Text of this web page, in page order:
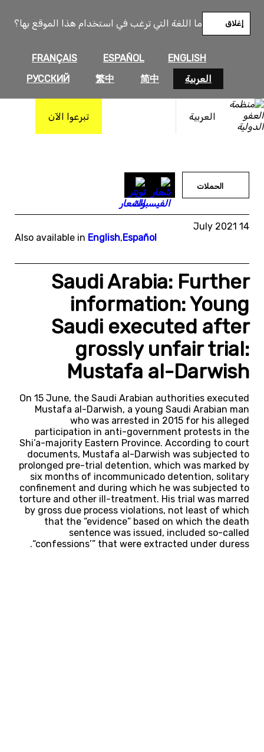
ما اللغة التي ترغب في استخدام هذا الموقع بها؟
ENGLISH
ESPAÑOL
FRANÇAIS
العربية
简中
繁中
РУССКИЙ
إغلاق
العربية تبرعوا الآن
المحتوى
الحملات
14 July 2021
Also available in English,Español
Saudi Arabia: Further
information: Young
Saudi executed after
grossly unfair trial:
Mustafa al-Darwish
On 15 June, the Saudi Arabian authorities executed
Mustafa al-Darwish, a young Saudi Arabian man
who was arrested in 2015 for his alleged
participation in anti-government protests in the
Shi’a-majority Eastern Province. According to court
documents, Mustafa al-Darwish was subjected to
prolonged pre-trial detention, which was marked by
six months of incommunicado detention, solitary
confinement and during which he was subjected to
torture and other ill-treatment. His trial was marred
by gross due process violations, not least of which
that the “evidence” based on which the death
sentence was issued, included so-called
“confessions’” that were extracted under duress.